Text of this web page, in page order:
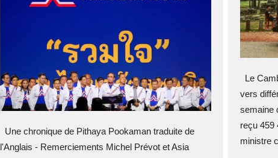
Une chronique de Pithaya Pookaman traduite de
l'Anglais - Remerciements Michel Prévot et Asia
Le
vers
semaine
reçu 459
ministre